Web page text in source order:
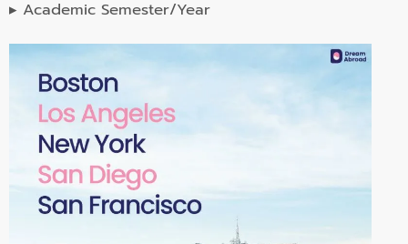
▸ Academic Semester/Year